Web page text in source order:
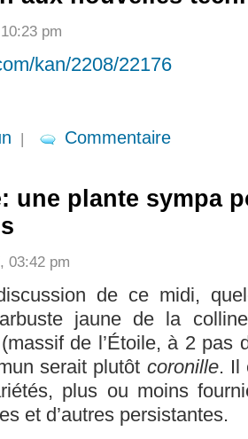
pm
kan/2208/22176
| Commentaire
une plante sympa
03:42 pm
de ce midi,
jaune de la
de l’Étoile, à 2 pas
serait plutôt coronille. Il
plus ou moins
et d’autres persistantes.